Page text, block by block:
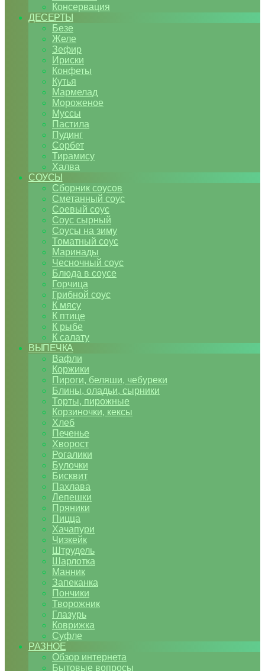
Консервация
ДЕСЕРТЫ
Безе
Желе
Зефир
Ириски
Конфеты
Кутья
Мармелад
Мороженое
Муссы
Пастила
Пудинг
Сорбет
Тирамису
Халва
СОУСЫ
Сборник соусов
Сметанный соус
Соевый соус
Соус сырный
Соусы на зиму
Томатный соус
Маринады
Чесночный соус
Блюда в соусе
Горчица
Грибной соус
К мясу
К птице
К рыбе
К салату
ВЫПЕЧКА
Вафли
Коржики
Пироги, беляши, чебуреки
Блины, оладьи, сырники
Торты, пирожные
Корзиночки, кексы
Хлеб
Печенье
Хворост
Рогалики
Булочки
Бисквит
Пахлава
Лепешки
Пряники
Пицца
Хачапури
Чизкейк
Штрудель
Шарлотка
Манник
Запеканка
Пончики
Творожник
Глазурь
Коврижка
Суфле
РАЗНОЕ
Обзор интернета
Бытовые вопросы